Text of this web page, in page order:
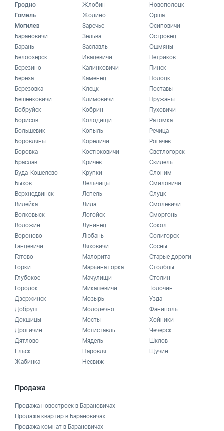
Гродно
Гомель
Могилев
Барановичи
Барань
Белоозёрск
Березино
Береза
Березовка
Бешенковичи
Бобруйск
Борисов
Большевик
Боровляны
Боровка
Браслав
Буда-Кошелево
Быхов
Верхнедвинск
Вилейка
Волковыск
Воложин
Вороново
Ганцевичи
Гатово
Горки
Глубокое
Городок
Дзержинск
Добруш
Докшицы
Дрогичин
Дятлово
Ельск
Жабинка
Жлобин
Жодино
Заречье
Зельва
Заславль
Ивацевичи
Калинковичи
Каменец
Клецк
Климовичи
Кобрин
Колодищи
Копыль
Кореличи
Костюковичи
Кричев
Крупки
Лельчицы
Лепель
Лида
Логойск
Лунинец
Любань
Ляховичи
Малорита
Марьина горка
Мачулищи
Микашевичи
Мозырь
Молодечно
Мосты
Мстиставль
Мядель
Наровля
Несвиж
Новополоцк
Орша
Осиповичи
Островец
Ошмяны
Петриков
Пинск
Полоцк
Поставы
Пружаны
Пуховичи
Ратомка
Речица
Рогачев
Светлогорск
Скидель
Слоним
Смиловичи
Слуцк
Смолевичи
Сморгонь
Сокол
Солигорск
Сосны
Старые дороги
Столбцы
Столин
Толочин
Узда
Фаниполь
Хойники
Чечерск
Шклов
Щучин
Продажа
Продажа новостроек в Барановичах
Продажа квартир в Барановичах
Продажа комнат в Барановичах